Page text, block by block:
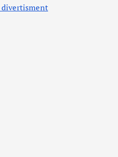
divertisment